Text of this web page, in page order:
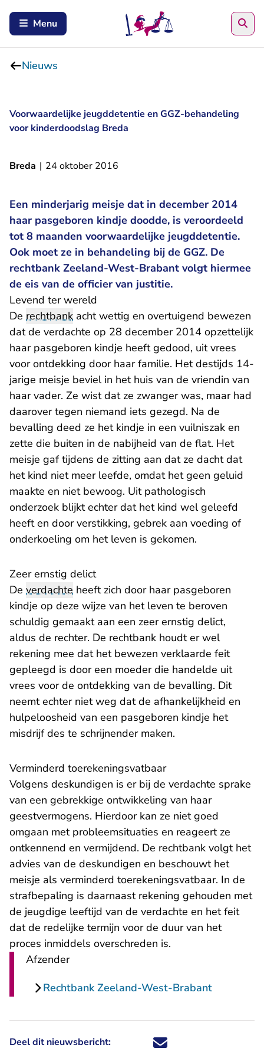
Menu
Nieuws
Voorwaardelijke jeugddetentie en GGZ-behandeling
voor kinderdoodslag Breda
Breda | 24 oktober 2016
Een minderjarig meisje dat in december 2014
haar pasgeboren kindje doodde, is veroordeeld
tot 8 maanden voorwaardelijke jeugddetentie.
Ook moet ze in behandeling bij de GGZ. De
rechtbank Zeeland-West-Brabant volgt hiermee
de eis van de officier van justitie.
Levend ter wereld
De rechtbank acht wettig en overtuigend bewezen
dat de verdachte op 28 december 2014 opzettelijk
haar pasgeboren kindje heeft gedood, uit vrees
voor ontdekking door haar familie. Het destijds 14-
jarige meisje beviel in het huis van de vriendin van
haar vader. Ze wist dat ze zwanger was, maar had
daarover tegen niemand iets gezegd. Na de
bevalling deed ze het kindje in een vuilniszak en
zette die buiten in de nabijheid van de flat. Het
meisje gaf tijdens de zitting aan dat ze dacht dat
het kind niet meer leefde, omdat het geen geluid
maakte en niet bewoog. Uit pathologisch
onderzoek blijkt echter dat het kind wel geleefd
heeft en door verstikking, gebrek aan voeding of
onderkoeling om het leven is gekomen.
Zeer ernstig delict
De verdachte heeft zich door haar pasgeboren
kindje op deze wijze van het leven te beroven
schuldig gemaakt aan een zeer ernstig delict,
aldus de rechter. De rechtbank houdt er wel
rekening mee dat het bewezen verklaarde feit
gepleegd is door een moeder die handelde uit
vrees voor de ontdekking van de bevalling. Dit
neemt echter niet weg dat de afhankelijkheid en
hulpeloosheid van een pasgeboren kindje het
misdrijf des te schrijnender maken.
Verminderd toerekeningsvatbaar
Volgens deskundigen is er bij de verdachte sprake
van een gebrekkige ontwikkeling van haar
geestvermogens. Hierdoor kan ze niet goed
omgaan met probleemsituaties en reageert ze
ontkennend en vermijdend. De rechtbank volgt het
advies van de deskundigen en beschouwt het
meisje als verminderd toerekeningsvatbaar. In de
strafbepaling is daarnaast rekening gehouden met
de jeugdige leeftijd van de verdachte en het feit
dat de redelijke termijn voor de duur van het
proces inmiddels overschreden is.
Afzender
Rechtbank Zeeland-West-Brabant
Deel dit nieuwsbericht: Deel dit nieuwsbericht via X -
Deel dit nieuwsbericht via
Deel dit nieuwsbericht
Deel dit